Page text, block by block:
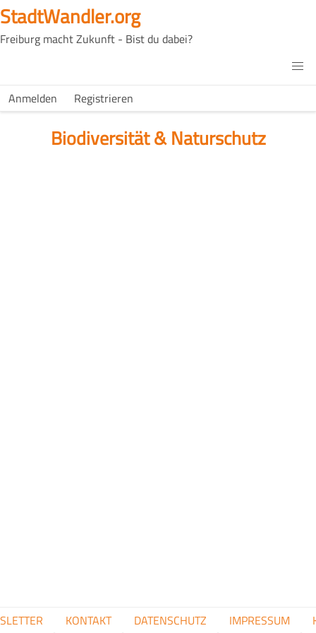
Direkt
zum
Inhalt
StadtWandler.org
Freiburg macht Zukunft - Bist du dabei?
Main
H4C
USER
Anmelden Registrieren
Biodiversität & Naturschutz
FUSSZEILENMENÜKONTAKT DATENSCHUTZ IMPRESSUM